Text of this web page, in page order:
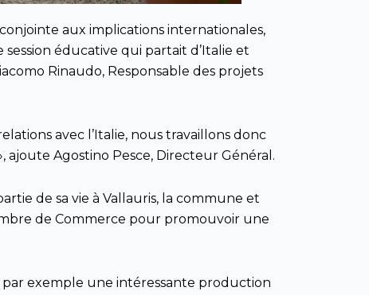
aux implications internationales,
éducative qui partait d’Italie et
Rinaudo, Responsable des projets
avec l’Italie, nous travaillons donc
Agostino Pesce, Directeur Général.
de sa vie à Vallauris, la commune et
de Commerce pour promouvoir une
par exemple une intéressante production